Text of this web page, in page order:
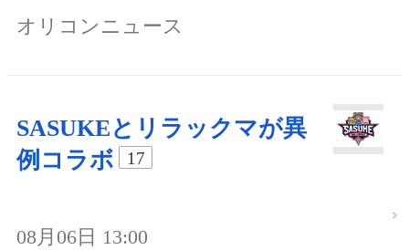
オリコンニュース
SASUKEとリラックマが異
例コラボ
17
08月06日 13:00